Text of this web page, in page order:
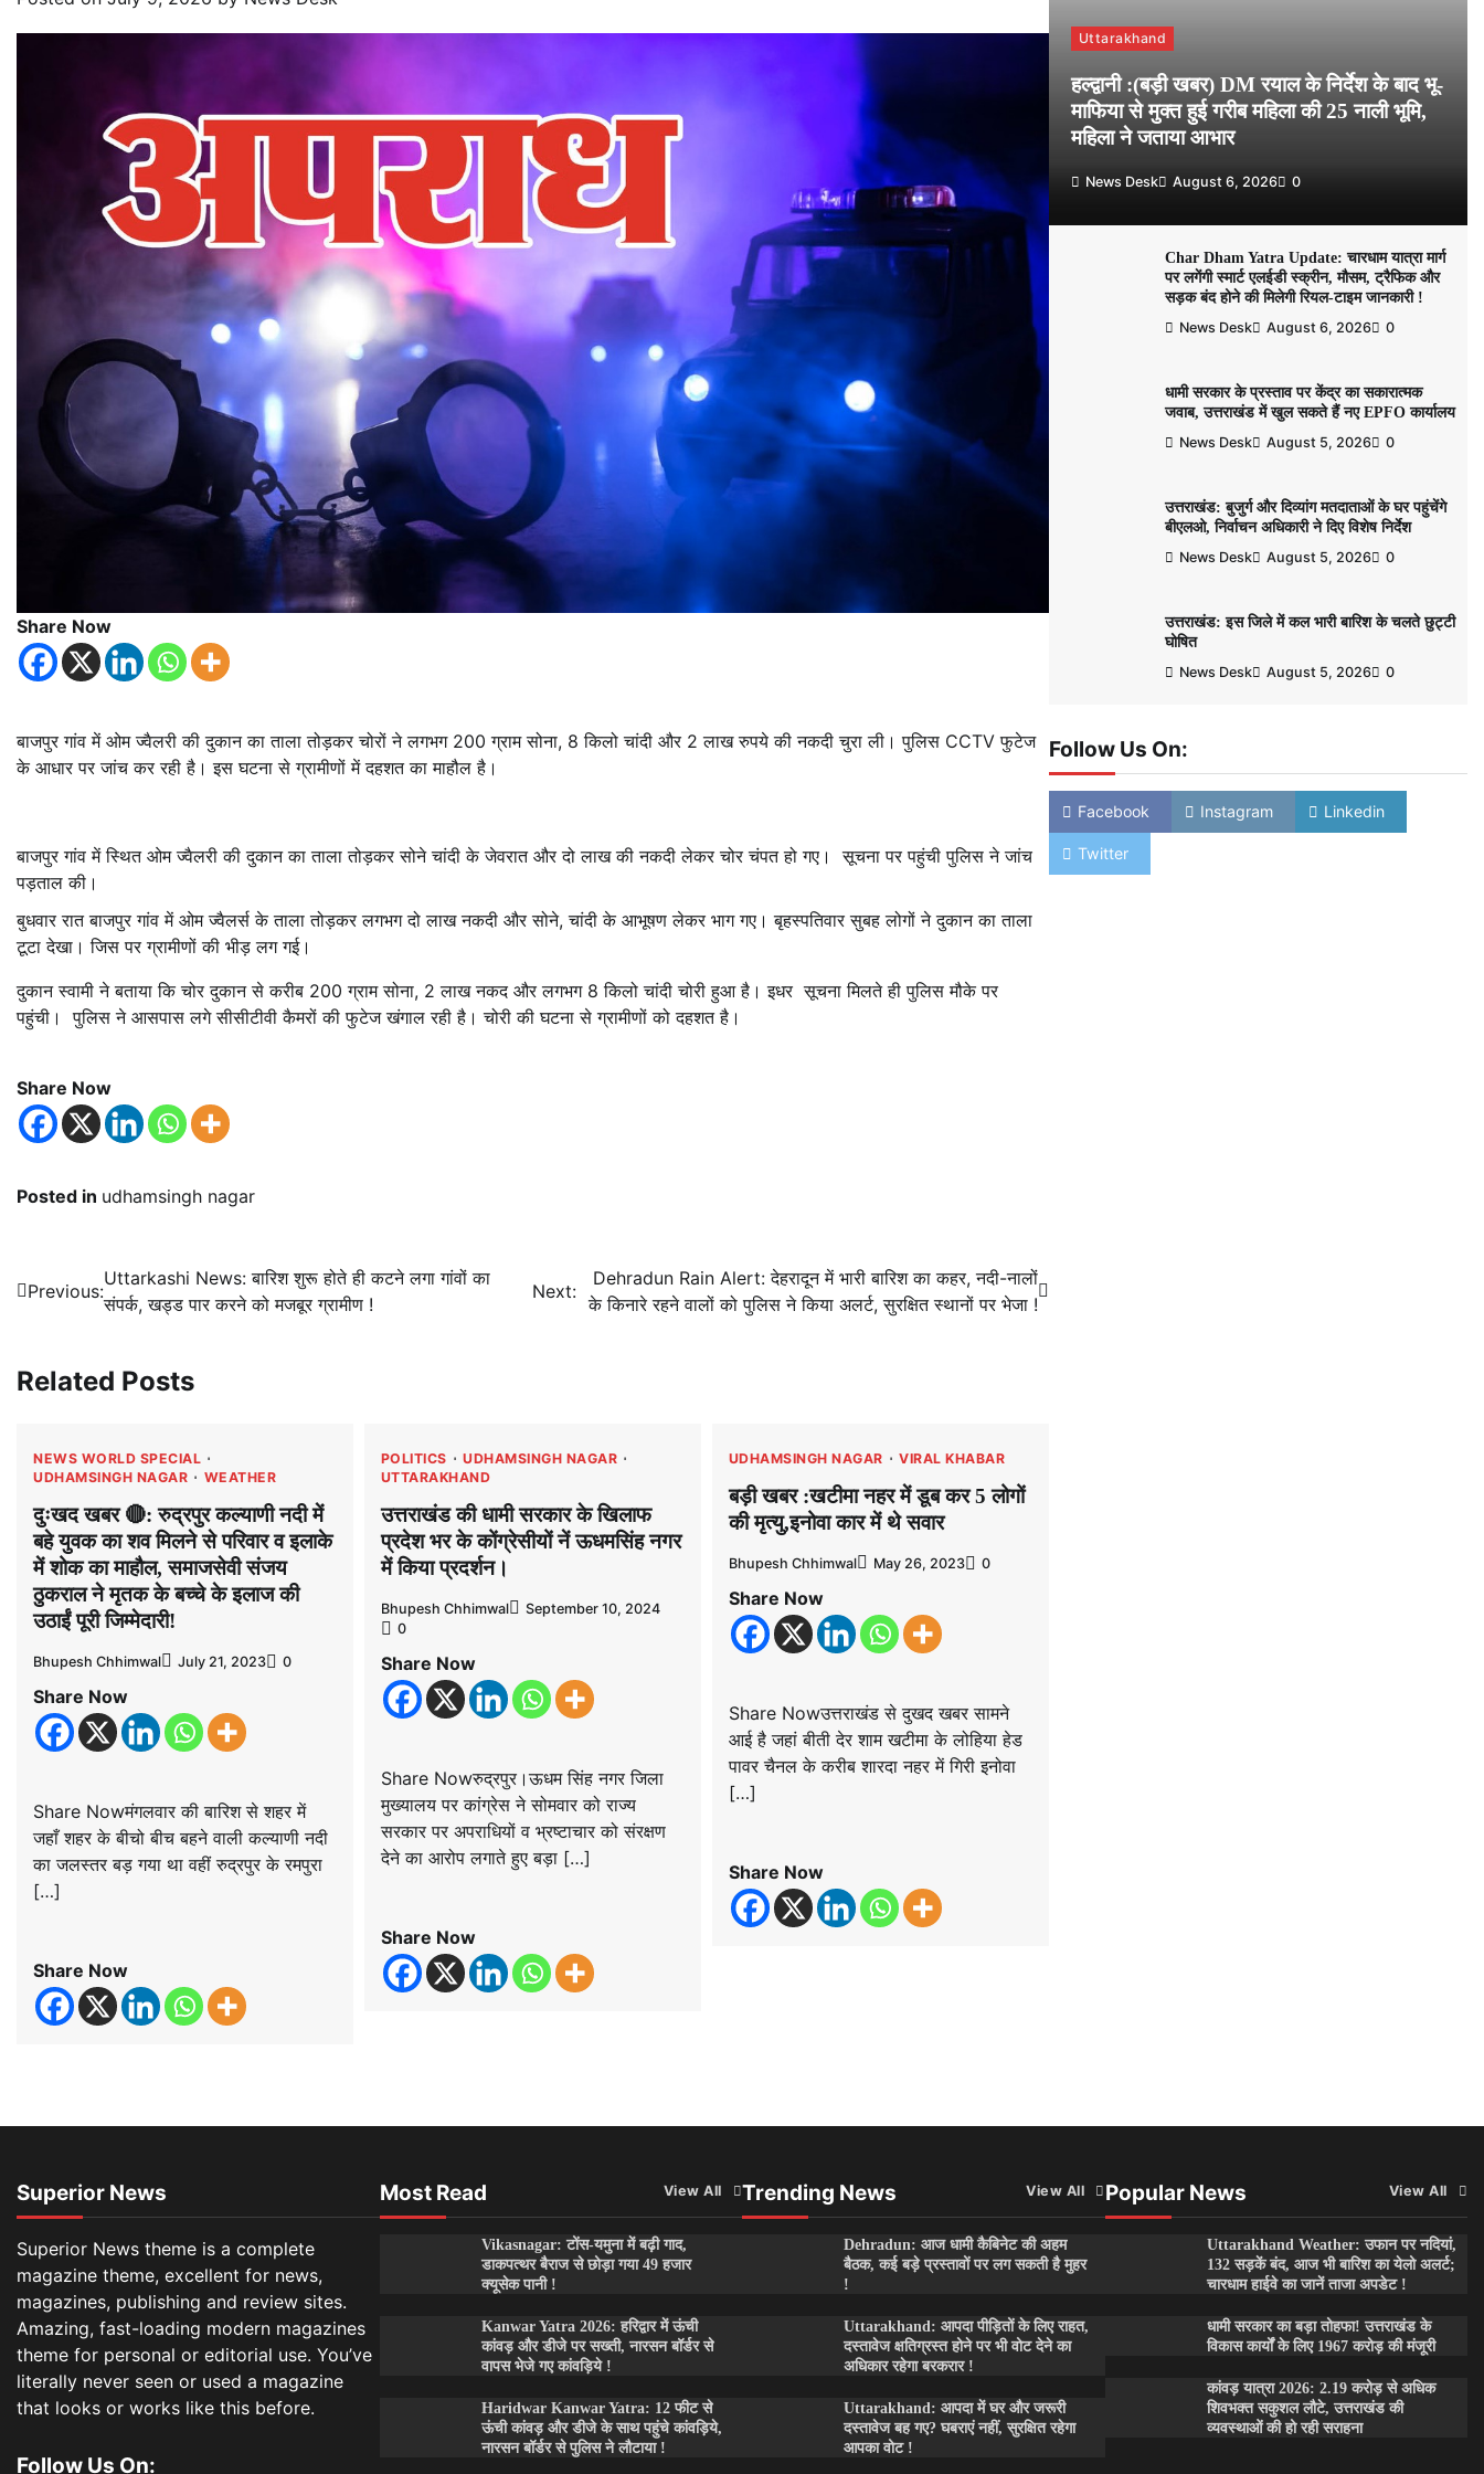
Share Now
बाजपुर गांव में ओम ज्वैलरी की दुकान का ताला तोड़कर चोरों ने लगभग 200 ग्राम सोना, 8 किलो चांदी और 2 लाख रुपये की नकदी चुरा ली। पुलिस CCTV फुटेज
के आधार पर जांच कर रही है। इस घटना से ग्रामीणों में दहशत का माहौल है।
बाजपुर गांव में स्थित ओम ज्वैलरी की दुकान का ताला तोड़कर सोने चांदी के जेवरात और दो लाख की नकदी लेकर चोर चंपत हो गए। सूचना पर पहुंची पुलिस ने जांच
पड़ताल की।
बुधवार रात बाजपुर गांव में ओम ज्वैलर्स के ताला तोड़कर लगभग दो लाख नकदी और सोने, चांदी के आभूषण लेकर भाग गए। बृहस्पतिवार सुबह लोगों ने दुकान का ताला
टूटा देखा। जिस पर ग्रामीणों की भीड़ लग गई।
दुकान स्वामी ने बताया कि चोर दुकान से करीब 200 ग्राम सोना, 2 लाख नकद और लगभग 8 किलो चांदी चोरी हुआ है। इधर सूचना मिलते ही पुलिस मौके पर
पहुंची। पुलिस ने आसपास लगे सीसीटीवी कैमरों की फुटेज खंगाल रही है। चोरी की घटना से ग्रामीणों को दहशत है।
Share Now
Posted in udhamsingh nagar
Post
navigation
Previous:
Uttarkashi News: बारिश शुरू होते ही कटने लगा गांवों का
संपर्क, खड्ड पार करने को मजबूर ग्रामीण !
Next:
Dehradun Rain Alert: देहरादून में भारी बारिश का कहर, नदी-नालों
के किनारे रहने वालों को पुलिस ने किया अलर्ट, सुरक्षित स्थानों पर भेजा !
Related Posts
NEWS WORLD SPECIAL
UDHAMSINGH NAGAR
WEATHER
दुःखद खबर 🔴: रुद्रपुर कल्याणी नदी में
बहे युवक का शव मिलने से परिवार व इलाके
में शोक का माहौल, समाजसेवी संजय
ठुकराल ने मृतक के बच्चे के इलाज की
उठाईं पूरी जिम्मेदारी!
Bhupesh Chhimwal July 21, 2023 0
Share Now
Share Nowमंगलवार की बारिश से शहर में
जहाँ शहर के बीचो बीच बहने वाली कल्याणी नदी
का जलस्तर बड़ गया था वहीं रुद्रपुर के रमपुरा
[…]
Share Now
POLITICS
UDHAMSINGH NAGAR
UTTARAKHAND
उत्तराखंड की धामी सरकार के खिलाफ
प्रदेश भर के कोंग्रेसीयों नें ऊधमसिंह नगर
में किया प्रदर्शन।
Bhupesh Chhimwal
September 10, 2024
0
Share Now
Share Nowरुद्रपुर।ऊधम सिंह नगर जिला
मुख्यालय पर कांग्रेस ने सोमवार को राज्य
सरकार पर अपराधियों व भ्रष्टाचार को संरक्षण
देने का आरोप लगाते हुए बड़ा […]
Share Now
UDHAMSINGH NAGAR VIRAL KHABAR
बड़ी खबर :खटीमा नहर में डूब कर 5 लोगों
की मृत्यु,इनोवा कार में थे सवार
Bhupesh Chhimwal May 26, 2023 0
Share Now
Share Nowउत्तराखंड से दुखद खबर सामने
आई है जहां बीती देर शाम खटीमा के लोहिया हेड
पावर चैनल के करीब शारदा नहर में गिरी इनोवा
[…]
Share Now
Uttarakhand
हल्द्वानी :(बड़ी खबर) DM रयाल के निर्देश के बाद भू-
माफिया से मुक्त हुई गरीब महिला की 25 नाली भूमि,
महिला ने जताया आभार
News Desk August 6, 2026 0
Char Dham Yatra Update: चारधाम यात्रा मार्ग
पर लगेंगी स्मार्ट एलईडी स्क्रीन, मौसम, ट्रैफिक और
सड़क बंद होने की मिलेगी रियल-टाइम जानकारी !
News Desk August 6, 2026 0
धामी सरकार के प्रस्ताव पर केंद्र का सकारात्मक
जवाब, उत्तराखंड में खुल सकते हैं नए EPFO कार्यालय
News Desk August 5, 2026 0
उत्तराखंड: बुजुर्ग और दिव्यांग मतदाताओं के घर पहुंचेंगे
बीएलओ, निर्वाचन अधिकारी ने दिए विशेष निर्देश
News Desk August 5, 2026 0
उत्तराखंड: इस जिले में कल भारी बारिश के चलते छुट्टी
घोषित
News Desk August 5, 2026 0
Follow Us On:
Facebook Instagram Linkedin
Twitter
Superior News
Superior News theme is a complete
magazine theme, excellent for news,
magazines, publishing and review sites.
Amazing, fast-loading modern magazines
theme for personal or editorial use. You’ve
literally never seen or used a magazine
that looks or works like this before.
Follow Us On:
Most Read View All
Vikasnagar: टोंस-यमुना में बढ़ी गाद,
डाकपत्थर बैराज से छोड़ा गया 49 हजार
क्यूसेक पानी !
Kanwar Yatra 2026: हरिद्वार में ऊंची
कांवड़ और डीजे पर सख्ती, नारसन बॉर्डर से
वापस भेजे गए कांवड़िये !
Haridwar Kanwar Yatra: 12 फीट से
ऊंची कांवड़ और डीजे के साथ पहुंचे कांवड़िये,
नारसन बॉर्डर से पुलिस ने लौटाया !
Trending News View All
Dehradun: आज धामी कैबिनेट की अहम
बैठक, कई बड़े प्रस्तावों पर लग सकती है मुहर
!
Uttarakhand: आपदा पीड़ितों के लिए राहत,
दस्तावेज क्षतिग्रस्त होने पर भी वोट देने का
अधिकार रहेगा बरकरार !
Uttarakhand: आपदा में घर और जरूरी
दस्तावेज बह गए? घबराएं नहीं, सुरक्षित रहेगा
आपका वोट !
Popular News View All
Uttarakhand Weather: उफान पर नदियां,
132 सड़कें बंद, आज भी बारिश का येलो अलर्ट;
चारधाम हाईवे का जानें ताजा अपडेट !
धामी सरकार का बड़ा तोहफा! उत्तराखंड के
विकास कार्यों के लिए 1967 करोड़ की मंजूरी
कांवड़ यात्रा 2026: 2.19 करोड़ से अधिक
शिवभक्त सकुशल लौटे, उत्तराखंड की
व्यवस्थाओं की हो रही सराहना